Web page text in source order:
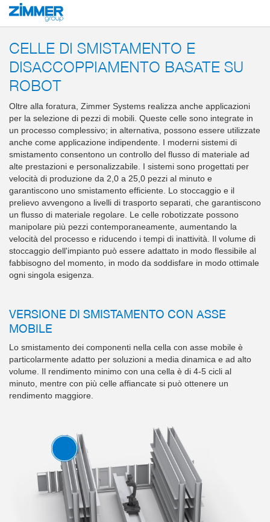
Inizio Prodotti
CELLE DI SMISTAMENTO E
DISACCOPPIAMENTO BASATE SU
ROBOT
Oltre alla foratura, Zimmer Systems realizza anche applicazioni
per la selezione di pezzi di mobili. Queste celle sono integrate in
un processo complessivo; in alternativa, possono essere utilizzate
anche come applicazione indipendente. I moderni sistemi di
smistamento consentono un controllo del flusso di materiale ad
alte prestazioni e personalizzabile. I sistemi sono progettati per
velocità di produzione da 2,0 a 25,0 pezzi al minuto e
garantiscono uno smistamento efficiente. Lo stoccaggio e il
prelievo avvengono a livelli di trasporto separati, che garantiscono
un flusso di materiale regolare. Le celle robotizzate possono
manipolare più pezzi contemporaneamente, aumentando la
velocità del processo e riducendo i tempi di inattività. Il volume di
stoccaggio dell'impianto può essere adattato in modo flessibile al
fabbisogno del momento, in modo da soddisfare in modo ottimale
ogni singola esigenza.
VERSIONE DI SMISTAMENTO CON ASSE
MOBILE
Lo smistamento dei componenti nella cella con asse mobile è
particolarmente adatto per soluzioni a media dinamica e ad alto
volume. Il rendimento minimo con una cella è di 4-5 cicli al
minuto, mentre con più celle affiancate si può ottenere un
rendimento maggiore.